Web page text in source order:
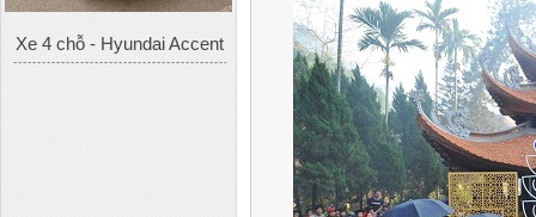
Xe 4 chỗ - Hyundai Accent